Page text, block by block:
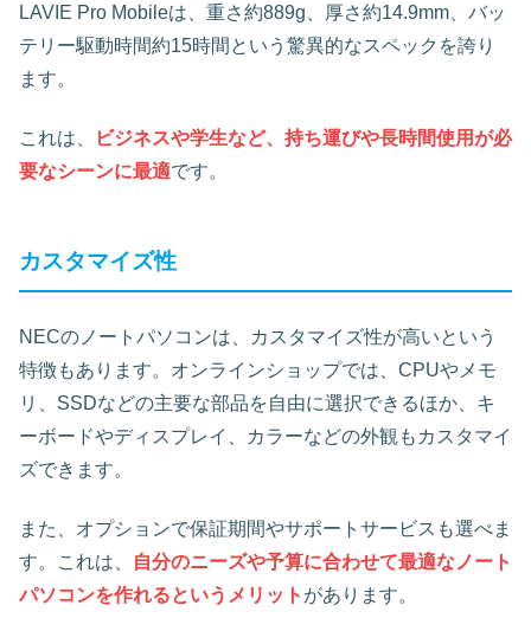
LAVIE Pro Mobileは、重さ約889g、厚さ約14.9mm、バッ
テリー駆動時間約15時間という驚異的なスペックを誇り
ます。
これは、
ビジネスや学生など、持ち運びや長時間使用が必
要なシーンに最適です。
カスタマイズ性
NECのノートパソコンは、カスタマイズ性が高いという
特徴もあります。オンラインショップでは、CPUやメモ
リ、SSDなどの主要な部品を自由に選択できるほか、キ
ーボードやディスプレイ、カラーなどの外観もカスタマイ
ズできます。
また、オプションで保証期間やサポートサービスも選べま
す。これは、
自分のニーズや予算に合わせて最適なノート
パソコンを作れるというメリット があります。